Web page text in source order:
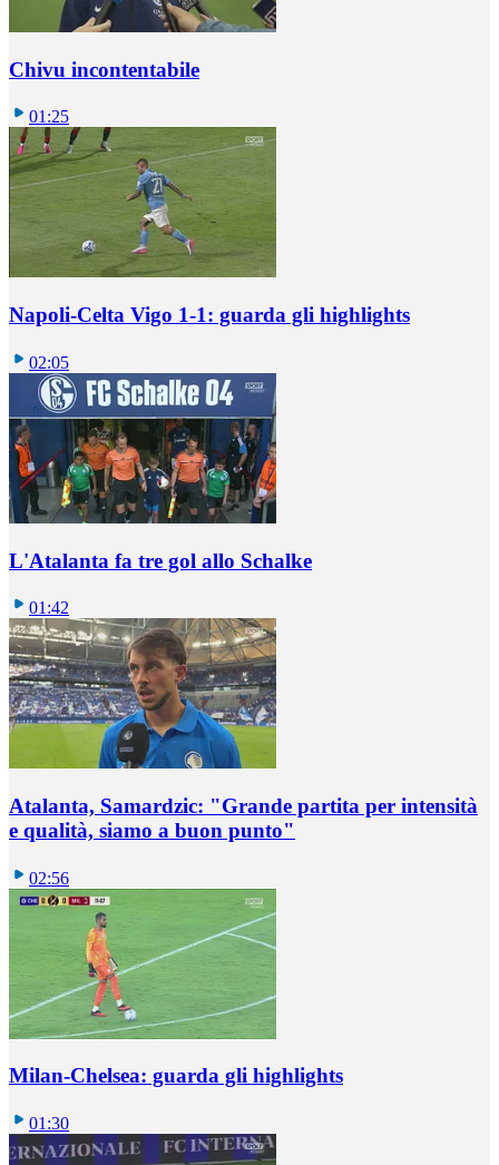
Chivu incontentabile
01:25
Napoli-Celta Vigo 1-1: guarda gli highlights
02:05
L'Atalanta fa tre gol allo Schalke
01:42
Atalanta, Samardzic: "Grande partita per intensità
e qualità, siamo a buon punto"
02:56
Milan-Chelsea: guarda gli highlights
01:30